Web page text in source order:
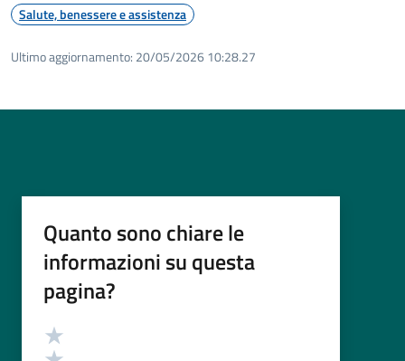
Salute, benessere e assistenza
Ultimo aggiornamento: 20/05/2026 10:28.27
Quanto sono chiare le
informazioni su questa
pagina?
Valutazione